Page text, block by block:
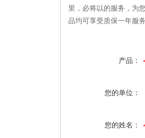
里，必将以的服务，为
品均可享受质保一年服
产品：
您的单位：
您的姓名：